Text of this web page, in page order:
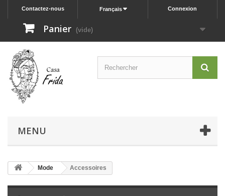
Connexion
Français
Contactez-nous
Panier (vide)
MENU
Mode Accessoires